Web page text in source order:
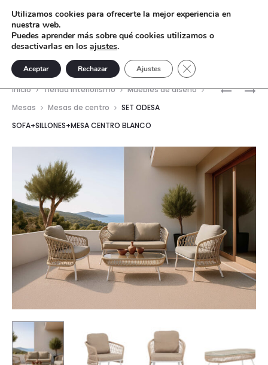
MÓDULO
–
SET
NEGRO
Inicio Tienda interiorismo
Muebles de diseño
Mesas
Mesas de centro
SET ODESA
SOFA+SILLONES+MESA CENTRO BLANCO
Utilizamos cookies para ofrecerte la mejor experiencia en
nuestra web.
Puedes aprender más sobre qué cookies utilizamos o
desactivarlas en los ajustes.
Aceptar Rechazar Ajustes Cerrar el banner de